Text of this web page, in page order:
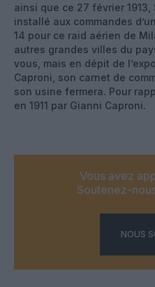
ainsi que ce 27 février
installé aux commandes
14 pour ce raid aérien de
autres grandes villes du
vous, mais en dépit de
Caproni, son carnet de
son usine fermera. Pour
en 1911 par Gianni Caproni.
Vous avez
Soutenez-
NOUS